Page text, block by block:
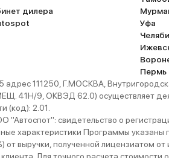
дилера
Уфа
Пермь
111250, Г.МОСКВА,
9, ОКВЭД 62.0) осуществляет
(код): 2.01.
свидетельство о
характеристики Программы указаны
выручки, полученной лицензиатом